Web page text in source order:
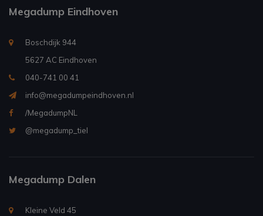
Megadump Eindhoven
Boschdijk 944
5627 AC Eindhoven
040-741 00 41
info@megadumpeindhoven.nl
/MegadumpNL
@megadump_tiel
Megadump Dalen
Kleine Veld 45